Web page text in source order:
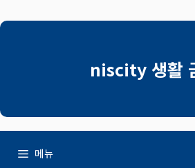
텐
뛰
niscity 생활
메뉴